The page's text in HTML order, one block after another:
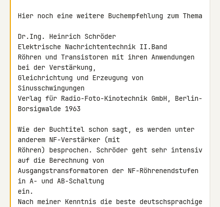
Hier noch eine weitere Buchempfehlung zum Thema
Dr.Ing. Heinrich Schröder
Elektrische Nachrichtentechnik II.Band
Röhren und Transistoren mit ihren Anwendungen
bei der Verstärkung,
Gleichrichtung und Erzeugung von
Sinusschwingungen
Verlag für Radio-Foto-Kinotechnik GmbH, Berlin-
Borsigwalde 1963
Wie der Buchtitel schon sagt, es werden unter
anderem NF-Verstärker (mit
Röhren) besprochen. Schröder geht sehr intensiv
auf die Berechnung von
Ausgangstransformatoren der NF-Röhrenendstufen
in A- und AB-Schaltung
ein.
Nach meiner Kenntnis die beste deutschsprachige